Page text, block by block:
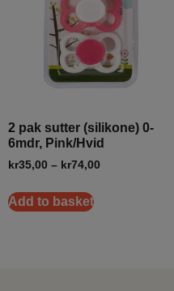
2 pak sutter (silikone) 0-
6mdr, Pink/Hvid
kr35,00 – kr74,00
Add to basket